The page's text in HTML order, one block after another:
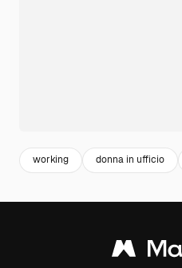
working donna in ufficio